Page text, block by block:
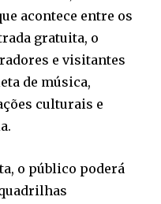
acontece entre os
gratuita, o
e visitantes
de música,
culturais e
o público poderá